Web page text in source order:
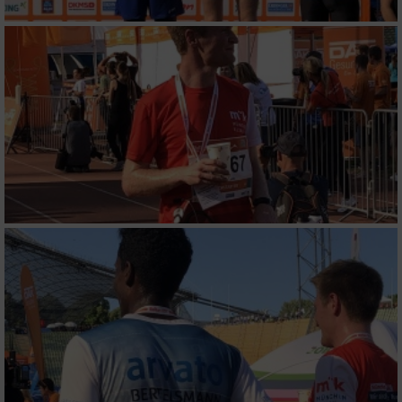
Verwendung von Profilen zur Auswahl
personalisierter Inhalte
Messung der Werbeleistung
Messung der Performance von Inhalten
Analyse von Zielgruppen durch Statistiken
oder Kombinationen von Daten aus
verschiedenen Quellen
Entwicklung und Verbesserung der Angebote
Verwendung reduzierter Daten zur Auswahl
von Inhalten
IAB-Besonderheiten:
Verwendung genauer Standortdaten